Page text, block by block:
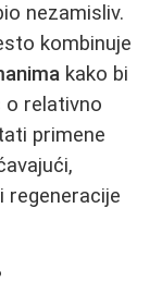
nezamisliv.
kombinuje
kako bi
o relativno
primene
regeneracije